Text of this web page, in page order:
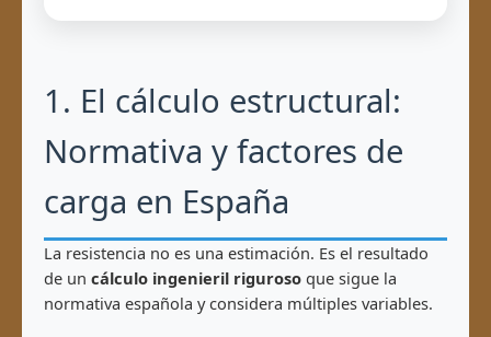
1. El cálculo estructural:
Normativa y factores de
carga en España
La resistencia no es una estimación. Es el resultado
de un cálculo ingenieril riguroso que sigue la
normativa española y considera múltiples variables.